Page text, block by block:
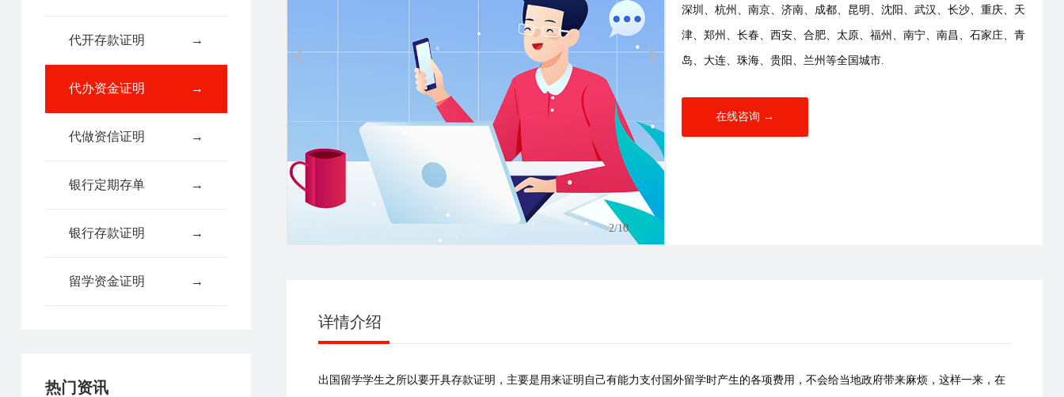
代开存款证明 →
代办资金证明 →
代做资信证明 →
银行定期存单 →
银行存款证明 →
留学资金证明 →
热门资讯
3/10
深圳、杭州、南京、济南、成都、昆明、沈阳、武汉、长沙、重庆、天
津、郑州、长春、西安、合肥、太原、福州、南宁、南昌、石家庄、青
岛、大连、珠海、贵阳、兰州等全国城市.
在线咨询 →
详情介绍
出国留学学生之所以要开具存款证明，主要是用来证明自己有能力支付国外留学时产生的各项费用，不会给当地政府带来麻烦，这样一来，在